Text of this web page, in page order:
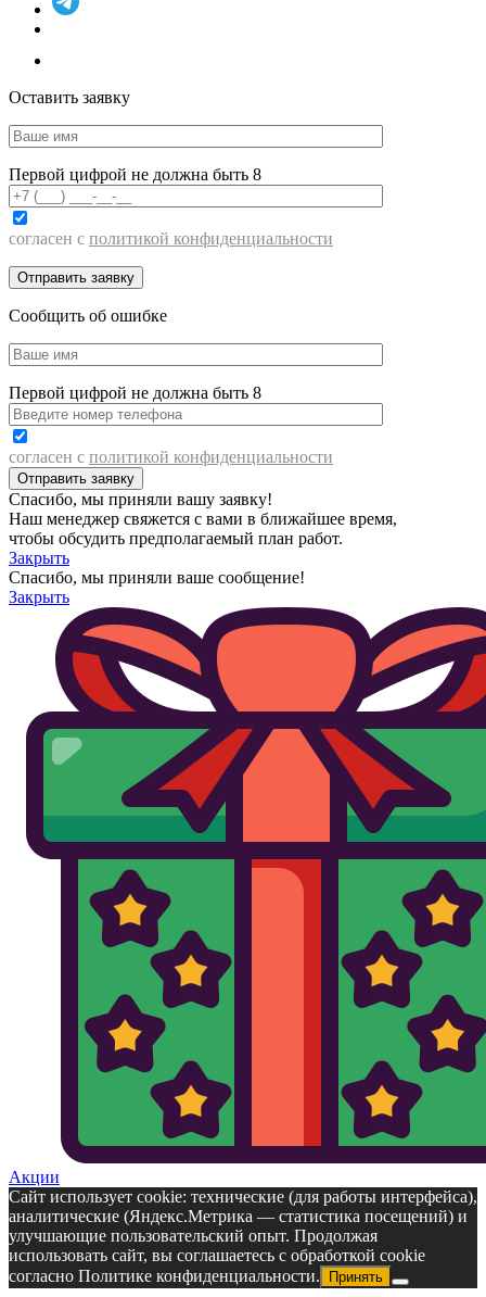
Оставить заявку
Первой цифрой не должна быть 8
согласен с политикой конфиденциальности
Сообщить об ошибке
Первой цифрой не должна быть 8
согласен с политикой конфиденциальности
Спасибо, мы приняли вашу заявку!
Наш менеджер свяжется с вами в ближайшее время,
чтобы обсудить предполагаемый план работ.
Закрыть
Спасибо, мы приняли ваше сообщение!
Закрыть
Акции
Сайт использует cookie: технические (для работы интерфейса),
аналитические (Яндекс.Метрика — статистика посещений) и
улучшающие пользовательский опыт. Продолжая
использовать сайт, вы соглашаетесь с обработкой cookie
согласно Политике конфиденциальности.
Принять